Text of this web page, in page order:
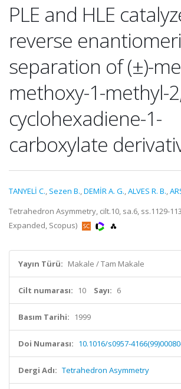
PLE and HLE
reverse
separation of (±)-
methoxy-1-methyl-
cyclohexadiene-1-
carboxylate
TANYELİ C., Sezen B.,DEMİR A. G.,ALVES R. B.,
Tetrahedron Asymmetry, cilt.10, sa.6, ss.1129-
Expanded, Scopus)
Yayın Türü: Makale / Tam Makale
Cilt numarası: 10 Sayı: 6
Basım Tarihi: 1999
Doi Numarası: 10.1016/s0957-
Dergi Adı: Tetrahedron Asymmetry